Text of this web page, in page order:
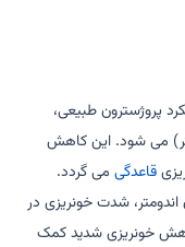
پروژسترون طبیعی،
می شود. این کاهش
قاعدگی می گردد.
شدت خونریزی در
خونریزی شدید کمک